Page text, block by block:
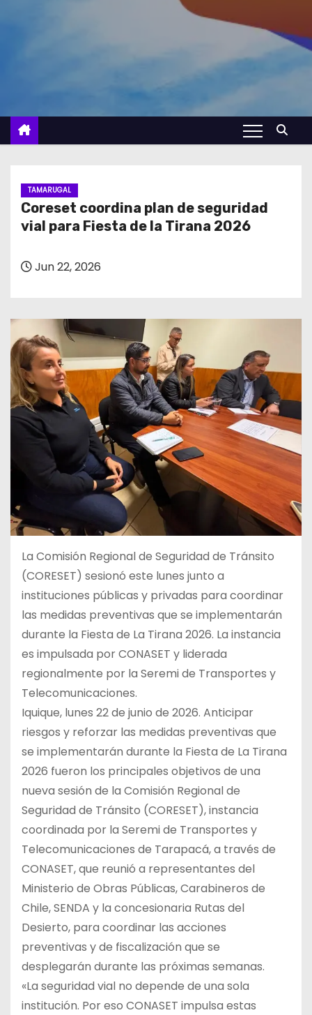
TAMARUGAL
Coreset coordina plan de seguridad
vial para Fiesta de la Tirana 2026
Jun 22, 2026
La Comisión Regional de Seguridad de Tránsito
(CORESET) sesionó este lunes junto a
instituciones públicas y privadas para coordinar
las medidas preventivas que se implementarán
durante la Fiesta de La Tirana 2026. La instancia
es impulsada por CONASET y liderada
regionalmente por la Seremi de Transportes y
Telecomunicaciones.
Iquique, lunes 22 de junio de 2026. Anticipar
riesgos y reforzar las medidas preventivas que
se implementarán durante la Fiesta de La Tirana
2026 fueron los principales objetivos de una
nueva sesión de la Comisión Regional de
Seguridad de Tránsito (CORESET), instancia
coordinada por la Seremi de Transportes y
Telecomunicaciones de Tarapacá, a través de
CONASET, que reunió a representantes del
Ministerio de Obras Públicas, Carabineros de
Chile, SENDA y la concesionaria Rutas del
Desierto, para coordinar las acciones
preventivas y de fiscalización que se
desplegarán durante las próximas semanas.
«La seguridad vial no depende de una sola
institución. Por eso CONASET impulsa estas